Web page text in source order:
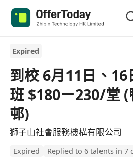
Expired
到校 6月11日、
班 $180－230/堂
邨)
獅子山社會服務機構有限公司
Expired Replied to 6 talents in 7